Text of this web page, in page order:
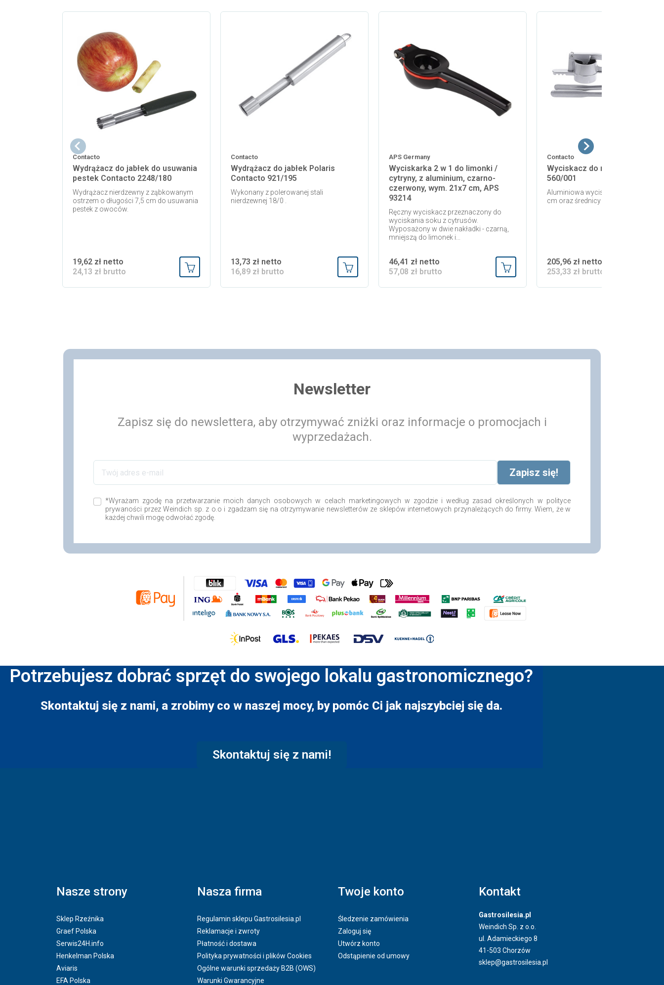
Contacto
Wydrążacz do jabłek do usuwania
pestek Contacto 2248/180
Wydrążacz nierdzewny z ząbkowanym
ostrzem o długości 7,5 cm do usuwania
pestek z owoców.
19,62 zł netto
24,13 zł brutto
Contacto
Wydrążacz do jabłek Polaris
Contacto 921/195
Wykonany z polerowanej stali
nierdzewnej 18/0 .
13,73 zł netto
16,89 zł brutto
APS Germany
Wyciskarka 2 w 1 do limonki /
cytryny, z aluminium, czarno-
czerwony, wym. 21x7 cm, APS
93214
Ręczny wyciskacz przeznaczony do
wyciskania soku z cytrusów.
Wyposażony w dwie nakładki - czarną,
mniejszą do limonek i...
46,41 zł netto
57,08 zł brutto
Contacto
Wyciskacz do makaronu
560/001
Aluminiowa wyciskarka o długości
cm oraz średnicy 8.5 cm
205,96 zł netto
253,33 zł brutto
Newsletter
Zapisz się do newslettera, aby otrzymywać zniżki oraz informacje o promocjach i
wyprzedażach.
*Wyrażam zgodę na przetwarzanie moich danych osobowych w celach marketingowych w zgodzie i według zasad określonych w polityce
prywaności przez Weindich sp. z o.o i zgadzam się na otrzymywanie newsletterów ze sklepów internetowych przynależących do firmy. Wiem, że w
każdej chwili mogę odwołać zgodę.
Potrzebujesz dobrać sprzęt do swojego lokalu gastronomicznego?
Skontaktuj się z nami, a zrobimy co w naszej mocy, by pomóc Ci jak najszybciej się da.
Skontaktuj się z nami!
Nasze strony
Sklep Rzeźnika
Graef Polska
Serwis24H.info
Henkelman Polska
Aviaris
EFA Polska
Nasza firma
Regulamin sklepu Gastrosilesia.pl
Reklamacje i zwroty
Płatność i dostawa
Polityka prywatności i plików Cookies
Ogólne warunki sprzedaży B2B (OWS)
Warunki Gwarancyjne
Twoje konto
Śledzenie zamówienia
Zaloguj się
Utwórz konto
Odstąpienie od umowy
Kontakt
Gastrosilesia.pl
Weindich Sp. z o.o.
ul. Adamieckiego 8
41-503 Chorzów
sklep@gastrosilesia.pl